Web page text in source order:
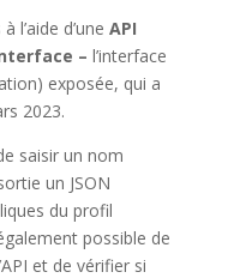
l’aide d’une API
– l’interface
exposée, qui a
2023.
saisir un nom
un JSON
du profil
possible de
et de vérifier si